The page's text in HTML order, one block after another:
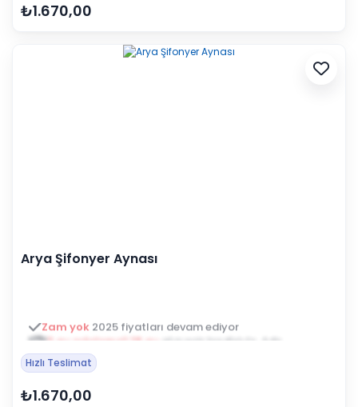
₺1.670,00
Arya Şifonyer Aynası
3 ay ertelemeli 18 ayalışveriş kredisiyle öde
Hızlı Teslimat
₺1.670,00